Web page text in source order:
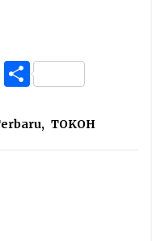
Share
, TOKOH